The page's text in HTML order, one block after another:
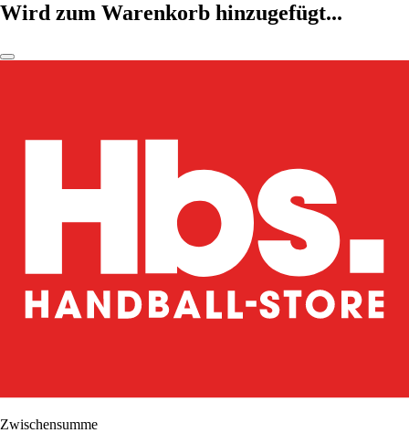
Wird zum Warenkorb hinzugefügt...
Zwischensumme